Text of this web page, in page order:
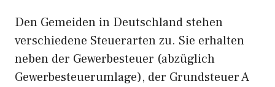
Den Gemeiden in Deutschland stehen
verschiedene Steuerarten zu. Sie erhalten
neben der Gewerbesteuer (abzüglich
Gewerbesteuerumlage), der Grundsteuer A